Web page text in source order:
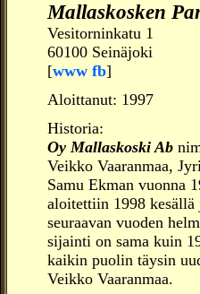
Mallaskosken
Vesitorninkatu 1
60100 Seinäjoki
[www fb]
Aloittanut: 1997
Historia:
Oy Mallaskoski Ab
Veikko Vaaranmaa,
Samu Ekman vuonna
aloitettiin 1998
seuraavan vuoden
sijainti on sama kuin
kaikin puolin täysin
Veikko Vaaranmaa.